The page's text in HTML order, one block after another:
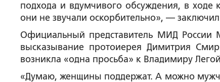
подхода и вдумчивого обсуждения, в ходе
они не звучали оскорбительно», —
Официальный представитель МИД России
высказывание протоиерея Димитрия
возникла «одна просьба» к Владимиру
«Думаю, женщины поддержат. А можно